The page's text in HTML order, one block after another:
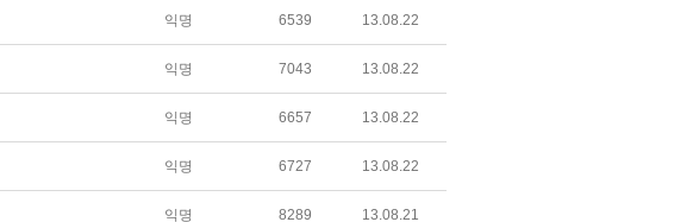
익명 6539 13.08.22
익명 7043 13.08.22
익명 6657 13.08.22
익명 6727 13.08.22
익명 8289 13.08.21